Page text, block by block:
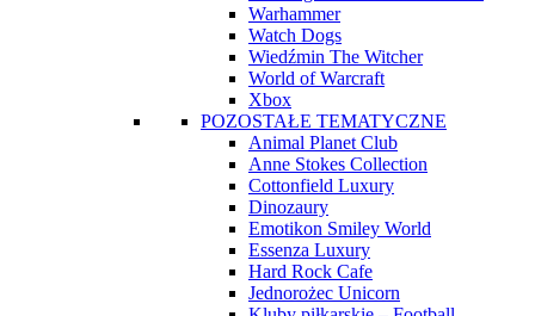
Warhammer
Watch Dogs
Wiedźmin The Witcher
World of Warcraft
Xbox
POZOSTAŁE TEMATYCZNE
Animal Planet Club
Anne Stokes Collection
Cottonfield Luxury
Dinozaury
Emotikon Smiley World
Essenza Luxury
Hard Rock Cafe
Jednorożec Unicorn